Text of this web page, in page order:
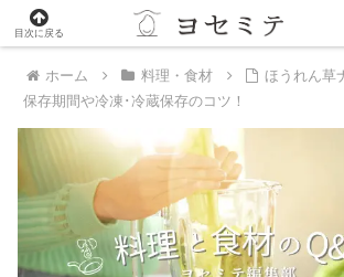
PR
ホーム 料理・食材
ほうれん草
保存期間や冷凍･冷蔵保存のコツ！
目次に戻る